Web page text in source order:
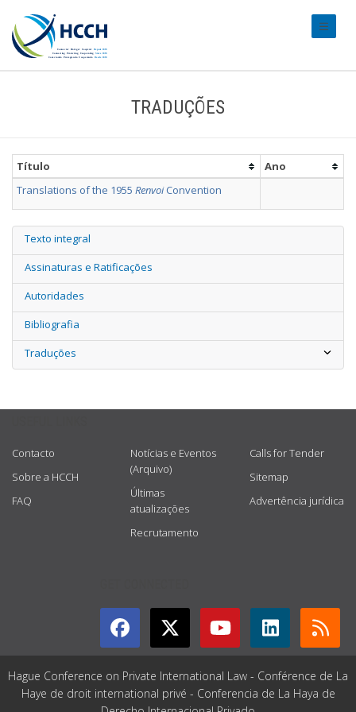
TRADUÇÕES
Título
Ano
Translations of the 1955 RenvoiConvention
Texto integral
Assinaturas e Ratificações
Autoridades
Bibliografia
Traduções
Contacto
Sobre a HCCH
FAQ
Notícias e Eventos
(Arquivo)
Últimas
atualizações
Recrutamento
Calls for Tender
Sitemap
Advertência jurídica
Hague Conference on Private International Law - Conférence de La
Haye de droit international privé - Conferencia de La Haya de